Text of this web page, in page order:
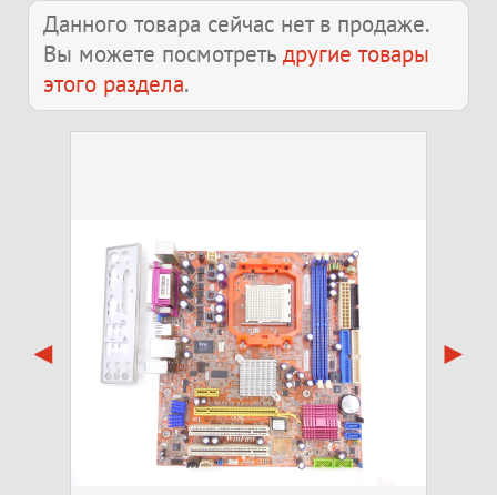
Данного товара сейчас нет в продаже.
Вы можете посмотреть другие товары
этого раздела.